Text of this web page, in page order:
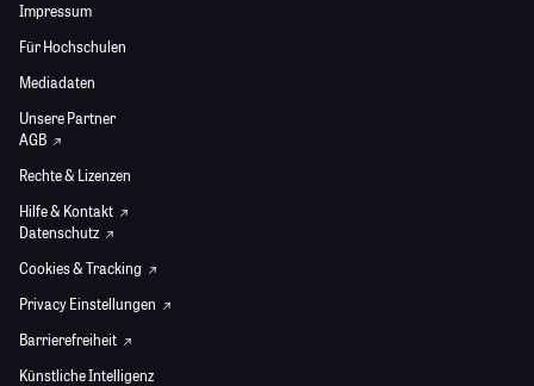
Impressum
Für Hochschulen
Mediadaten
Unsere Partner
AGB
Rechte & Lizenzen
Hilfe & Kontakt
Datenschutz
Cookies & Tracking
Privacy Einstellungen
Barrierefreiheit
Künstliche Intelligenz